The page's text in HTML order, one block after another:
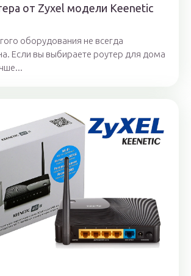
от Zyxel модели Keenetic
оборудования не всегда
Если вы выбираете роутер для дома